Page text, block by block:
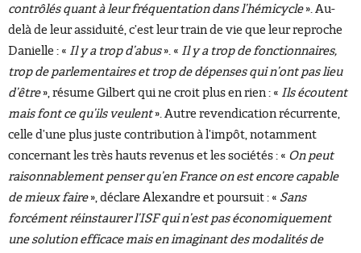
contrôlés quant à leur fréquentation dans l’hémicycle». Au-
delà de leur assiduité, c’est leur train de vie que leur reproche
Danielle : « Il y a trop d’abus». « Il y a trop de fonctionnaires,
trop de parlementaires et trop de dépenses qui n’ont pas lieu
d’être», résume Gilbert qui ne croit plus en rien : « Ils écoutent
mais font ce qu’ils veulent». Autre revendication récurrente,
celle d’une plus juste contribution à l’impôt, notamment
concernant les très hauts revenus et les sociétés : « On peut
raisonnablement penser qu’en France on est encore capable
de mieux faire», déclare Alexandre et poursuit : « Sans
forcément réinstaurer l’ISF qui n’est pas économiquement
une solution efficace mais en imaginant des modalités de